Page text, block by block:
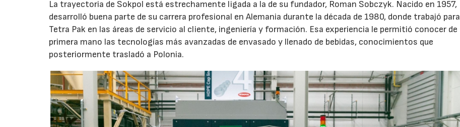
La trayectoria de Sokpol está estrechamente ligada a la de su fundador, Roman Sobczyk. Nacido en 1957,
desarrolló buena parte de su carrera profesional en Alemania durante la década de 1980, donde trabajó para
Tetra Pak en las áreas de servicio al cliente, ingeniería y formación. Esa experiencia le permitió conocer de
primera mano las tecnologías más avanzadas de envasado y llenado de bebidas, conocimientos que
posteriormente trasladó a Polonia.